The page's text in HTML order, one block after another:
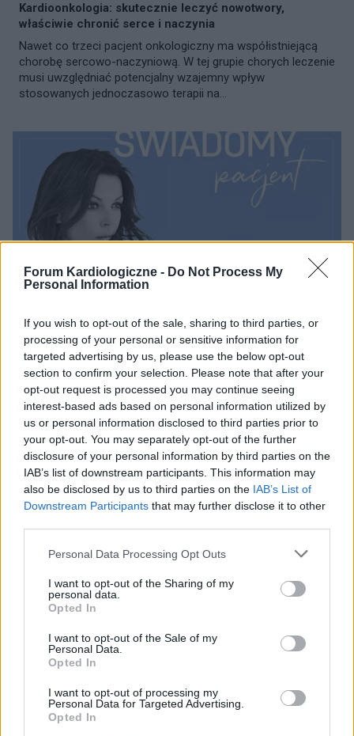
Forum Kardiologiczne - Do Not Process My
Personal Information
If you wish to opt-out of the sale, sharing to third parties, or
processing of your personal or sensitive information for
targeted advertising by us, please use the below opt-out
section to confirm your selection. Please note that after your
opt-out request is processed you may continue seeing
interest-based ads based on personal information utilized by
us or personal information disclosed to third parties prior to
your opt-out. You may separately opt-out of the further
disclosure of your personal information by third parties on the
IAB’s list of downstream participants. This information may
also be disclosed by us to third parties on the IAB’s List of
Downstream Participants that may further disclose it to other
Personal Data Processing Opt Outs
I want to opt-out of the Sharing of my
personal data.
Opted In
I want to opt-out of the Sale of my
Personal Data.
Opted In
I want to opt-out of processing my
Personal Data for Targeted Advertising.
Opted In
Kardioonkologia: skutecznie leczyć nowotwory,
właściwie chronić serce i naczynia
Nawet co trzeci pacjent onkologiczny ma współistniejącą
chorobę sercowo-naczyniową. W tej grupie chorych leczenie
musi uwzględniać potencjalny wzajemny wpływ
stosowanych jednoczasowo terapii na...
INNE TEMATY
„Świadomy Pacjent” – kampania edukacyjna
Wystartowała kolejna edycja kampanii "Świadomy Pacjent"
mająca na celu uświadomienie pacjentom, że stanowią
istotne ogniwo w całym procesie terapeutycznym - ich
wiedza, zaangażowanie oraz...
INNE TEMATY
Guzy, których objawy sugerować mogą inne choroby: